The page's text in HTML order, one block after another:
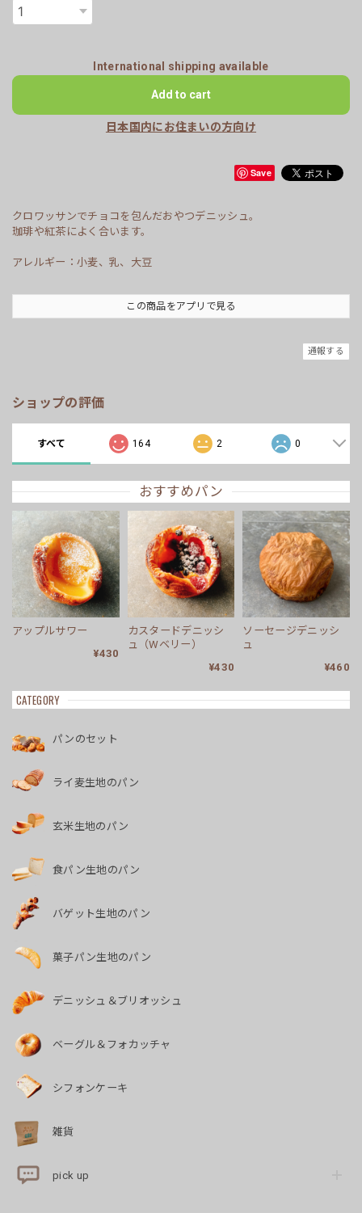
CATEGORY
パンのセット
ライ麦生地のパン
玄米生地のパン
食パン生地のパン
バゲット生地のパン
菓子パン生地のパン
デニッシュ＆ブリオッシュ
ベーグル＆フォカッチャ
シフォンケーキ
雑貨
pick up
International shipping available
Add to cart
日本国内にお住まいの方向け
Save
クロワッサンでチョコを包んだおやつデニッシュ。
珈琲や紅茶によく合います。
アレルギー：小麦、乳、大豆
この商品をアプリで見る
通報する
ショップの評価
すべて 164 2 0
おすすめパン
アップルサワー
¥430
カスタードデニッシ
ュ（Wベリー）
¥430
ソーセージデニッシ
ュ
¥460